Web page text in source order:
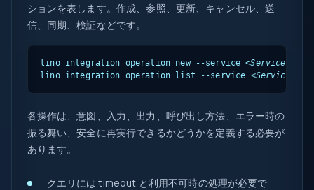
ションを表します。作成、参照、更新、キャンセル、送
信、同期、検証などです。
lino integration operation new --service <ServiceName>
lino integration operation list --service
各操作は、意図、入力、出力、呼び出し方法、エラー時の
振る舞い、安全に再実行できるかどうかを定義する必要が
あります。
クエリには timeout と利用不可時の処理が必要で